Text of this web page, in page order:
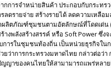
กการจำหน่ายสินค้า ประกอบกับกระท
ลดรายจ่าย สร้างรายได้ ลดความเห
ลิตภัณฑ์ชุมชนตามอัตลักษณ์ที่โดดเด่น
างพลังสร้างสรรค์ หรือ Soft Power ซึ่
ารในชุมชนท้องถิ่น เป็นหน่วยธุรกิจใน
ว่าการกระทรวงมหาดไทย กล่าวต่อว่
ญาของคนไทยให้สามามารถแพร่หลา